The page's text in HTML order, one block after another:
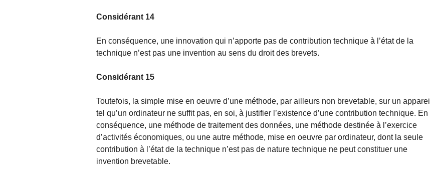
Considérant 14
En conséquence, une innovation qui n’apporte pas de contribution technique à l’état de la
technique n’est pas une invention au sens du droit des brevets.
Considérant 15
Toutefois, la simple mise en oeuvre d’une méthode, par ailleurs non brevetable, sur un appareil
tel qu’un ordinateur ne suffit pas, en soi, à justifier l’existence d’une contribution technique. En
conséquence, une méthode de traitement des données, une méthode destinée à l’exercice
d’activités économiques, ou une autre méthode, mise en oeuvre par ordinateur, dont la seule
contribution à l’état de la technique n’est pas de nature technique ne peut constituer une
invention brevetable.